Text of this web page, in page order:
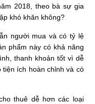
2018, theo bà sự gia
khó khăn không?
người mua và có tỷ lệ
phẩm này có khả năng
thanh khoản tốt vì dễ
ích hoàn chỉnh và có
thuê dễ hơn các loại